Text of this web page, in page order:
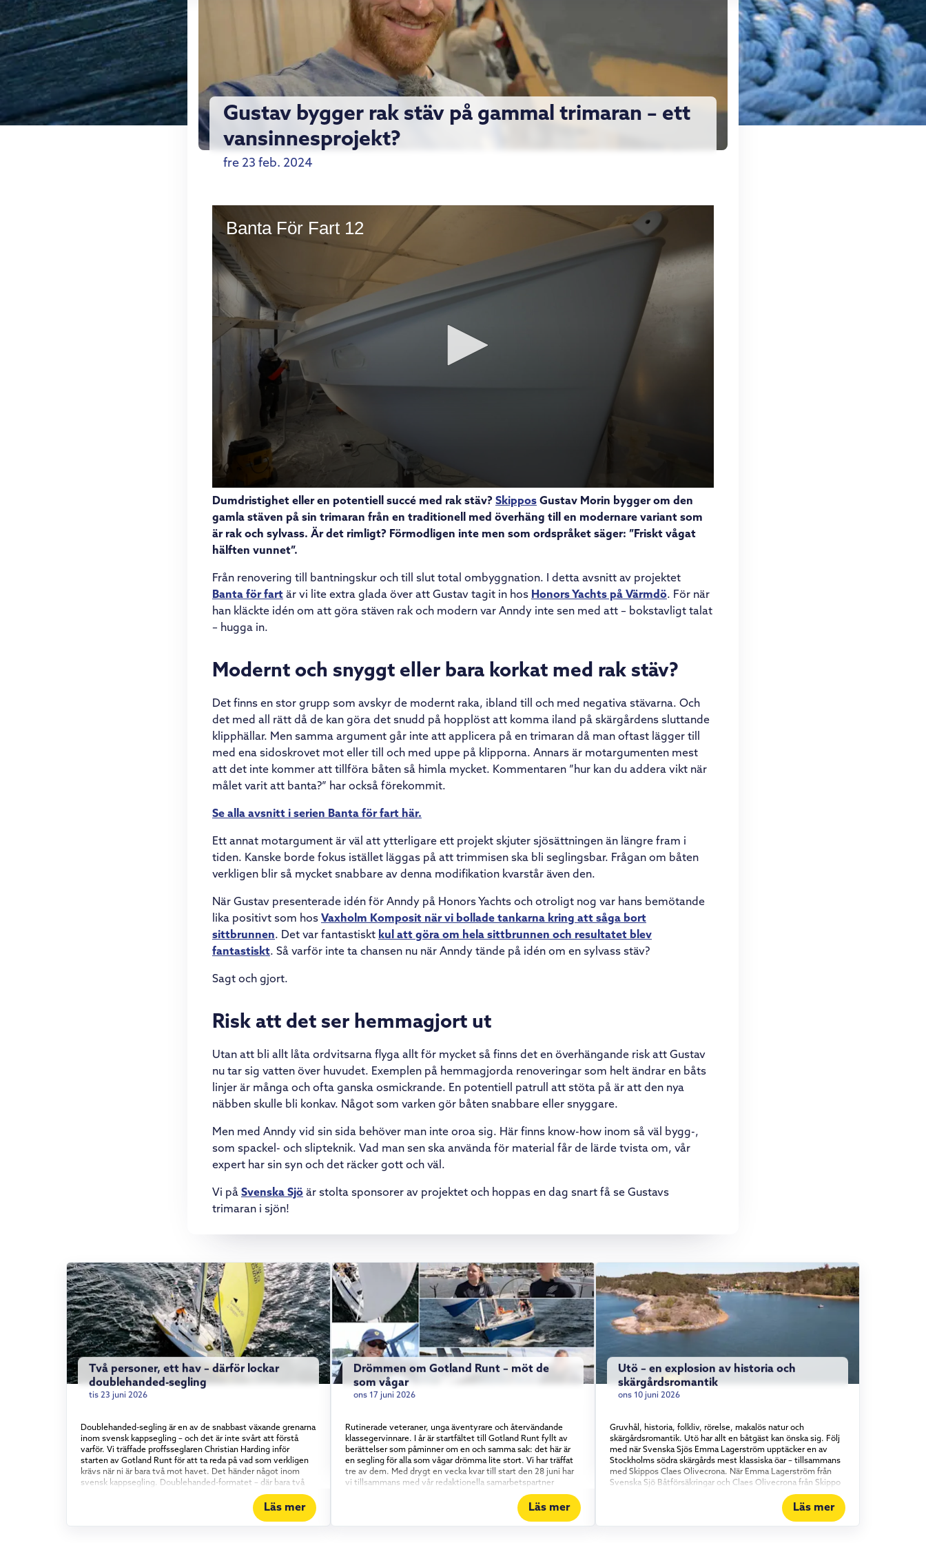
Gustav bygger rak stäv på gammal trimaran – ett
vansinnesprojekt?
fre 23 feb. 2024
Dumdristighet eller en potentiell succé med rak stäv? Skippos Gustav Morin bygger om den
gamla stäven på sin trimaran från en traditionell med överhäng till en modernare variant som
är rak och sylvass. Är det rimligt? Förmodligen inte men som ordspråket säger: ”Friskt vågat
hälften vunnet”.
Från renovering till bantningskur och till slut total ombyggnation. I detta avsnitt av projektet
Banta för fart är vi lite extra glada över att Gustav tagit in hos Honors Yachts på Värmdö. För när
han kläckte idén om att göra stäven rak och modern var Anndy inte sen med att – bokstavligt talat
– hugga in.
Modernt och snyggt eller bara korkat med rak stäv?
Det finns en stor grupp som avskyr de modernt raka, ibland till och med negativa stävarna. Och
det med all rätt då de kan göra det snudd på hopplöst att komma iland på skärgårdens sluttande
klipphällar. Men samma argument går inte att applicera på en trimaran då man oftast lägger till
med ena sidoskrovet mot eller till och med uppe på klipporna. Annars är motargumenten mest
att det inte kommer att tillföra båten så himla mycket. Kommentaren ”hur kan du addera vikt när
målet varit att banta?” har också förekommit.
Se alla avsnitt i serien Banta för fart här.
Ett annat motargument är väl att ytterligare ett projekt skjuter sjösättningen än längre fram i
tiden. Kanske borde fokus istället läggas på att trimmisen ska bli seglingsbar. Frågan om båten
verkligen blir så mycket snabbare av denna modifikation kvarstår även den.
När Gustav presenterade idén för Anndy på Honors Yachts och otroligt nog var hans bemötande
lika positivt som hos Vaxholm Komposit när vi bollade tankarna kring att såga bort
sittbrunnen. Det var fantastiskt kul att göra om hela sittbrunnen och resultatet blev
fantastiskt. Så varför inte ta chansen nu när Anndy tände på idén om en sylvass stäv?
Sagt och gjort.
Risk att det ser hemmagjort ut
Utan att bli allt låta ordvitsarna flyga allt för mycket så finns det en överhängande risk att Gustav
nu tar sig vatten över huvudet. Exemplen på hemmagjorda renoveringar som helt ändrar en båts
linjer är många och ofta ganska osmickrande. En potentiell patrull att stöta på är att den nya
näbben skulle bli konkav. Något som varken gör båten snabbare eller snyggare.
Men med Anndy vid sin sida behöver man inte oroa sig. Här finns know-how inom så väl bygg-,
som spackel- och slipteknik. Vad man sen ska använda för material får de lärde tvista om, vår
expert har sin syn och det räcker gott och väl.
Vi på Svenska Sjö är stolta sponsorer av projektet och hoppas en dag snart få se Gustavs
trimaran i sjön!
Två personer, ett hav – därför lockar
doublehanded-segling
tis 23 juni 2026
Doublehanded-segling är en av de snabbast växande grenarna
inom svensk kappsegling – och det är inte svårt att förstå
varför. Vi träffade proffsseglaren Christian Harding inför
starten av Gotland Runt för att ta reda på vad som verkligen
krävs när ni är bara två mot havet. Det händer något inom
svensk kappsegling. Doublehanded-formatet – där bara två
personer bemannar båten – har vuxit stadigt under det
senaste och ett halvt decenniet, och intresset visar inga
tecken på att mattas av. Vi tog en tur med proffsseglaren
Läs mer
Drömmen om Gotland Runt – möt de
som vågar
ons 17 juni 2026
Rutinerade veteraner, unga äventyrare och återvändande
klassegervinnare. I år är startfältet till Gotland Runt fyllt av
berättelser som påminner om en och samma sak: det här är
en segling för alla som vågar drömma lite stort. Vi har träffat
tre av dem. Med drygt en vecka kvar till start den 28 juni har
vi tillsammans med vår redaktionella samarbetspartner
Skippo mött några av de besättningar som gör årets upplaga
av Gotland Runt. En sak är tydlig genom alla tre möten:
Gotland Runt är inte bara för proffsen. Erfarenhet möter
Läs mer
Utö – en explosion av historia och
skärgårdsromantik
ons 10 juni 2026
Gruvhål, historia, folkliv, rörelse, makalös natur och
skärgårdsromantik. Utö har allt en båtgäst kan önska sig. Följ
med när Svenska Sjös Emma Lagerström upptäcker en av
Stockholms södra skärgårds mest klassiska öar – tillsammans
med Skippos Claes Olivecrona. När Emma Lagerström från
Svenska Sjö Båtförsäkringar och Claes Olivecrona från Skippo
glider in mot den klassiska skärgårdsön är det som att köra
rakt in i ett stycke svensk sommarhistoria. Här har människor
brutit malm sedan medeltiden, societeten har druckit punsch
Läs mer